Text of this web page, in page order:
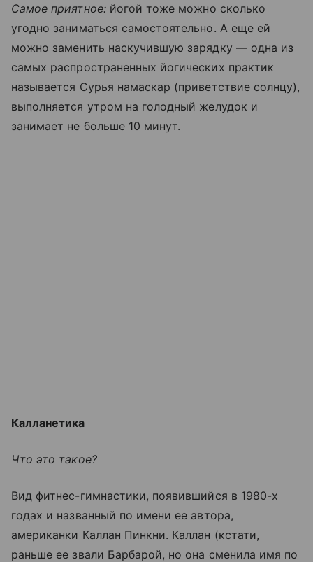
Самое приятное:йогой тоже можно сколько
угодно заниматься самостоятельно. А еще ей
можно заменить наскучившую зарядку — одна из
самых распространенных йогических практик
называется Сурья намаскар (приветствие солнцу),
выполняется утром на голодный желудок и
занимает не больше 10 минут.
Калланетика
Что это такое?
Вид фитнес-гимнастики, появившийся в 1980-х
годах и названный по имени ее автора,
американки Каллан Пинкни. Каллан (кстати,
раньше ее звали Барбарой, но она сменила имя по